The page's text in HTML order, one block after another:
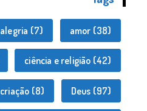
alegria (7) amor (38)
ciência e religião (42)
criação (8) Deus (97)